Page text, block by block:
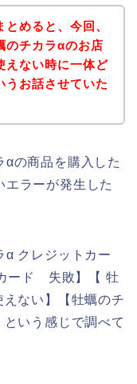
めると、今回、
のチカラαのお店
えない時に一体ど
うお話させていた
αの商品を購入した
エラーが発生した
α クレジットカー
ード 失敗】【 牡
ない】【牡蠣のチ
いう感じで調べて